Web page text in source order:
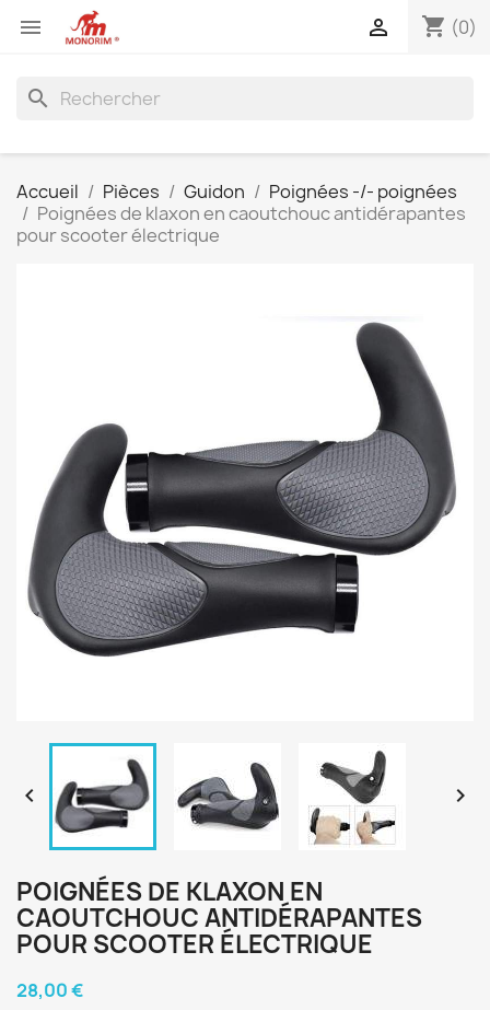
 shopping_cart (0)

search
Accueil Pièces Guidon
Poignées -/- poignées
Poignées de klaxon en caoutchouc antidérapantes
pour scooter électrique
 
POIGNÉES DE KLAXON EN
CAOUTCHOUC ANTIDÉRAPANTES
POUR SCOOTER ÉLECTRIQUE
28,00 €